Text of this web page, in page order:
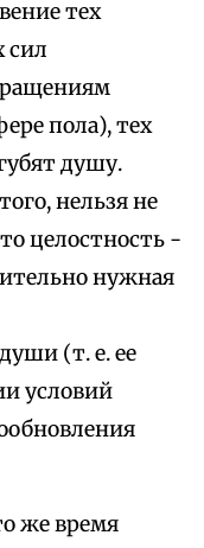
тех
сил
пола), тех
душу.
нельзя не
целостность -
нужная
(т. е. ее
условий
же время